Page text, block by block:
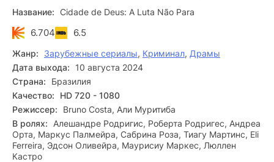
Название: Cidade de Deus: A Luta Não Para
6.704 6.5
Жанр: Зарубежные сериалы, Криминал, Драмы
Дата выхода:
10 августа 2024
Страна:
Бразилия
Качество:
HD 720 - 1080
Режиссер:
Bruno Costa, Али Муритиба
В ролях:
Алешандре Родригис, Роберта Родригес, Андреа
Орта, Маркус Палмейра, Сабрина Роза, Тиагу Мартинс, Eli
Ferreira, Эдсон Оливейра, Маурисиу Маркес, Люллен
Кастро